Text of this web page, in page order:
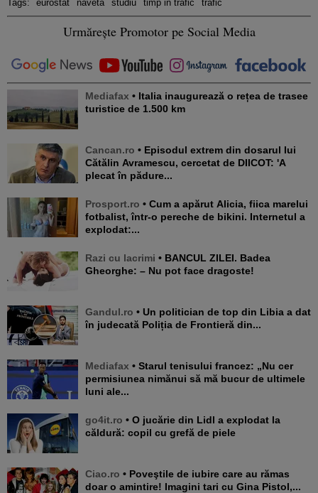
Tags: eurostat naveta studiu timp in trafic trafic
Urmărește Promotor pe Social Media
Mediafax • Italia inaugurează o rețea de trasee
turistice de 1.500 km
Cancan.ro • Episodul extrem din dosarul lui
Cătălin Avramescu, cercetat de DIICOT: 'A
plecat în pădure...
Prosport.ro • Cum a apărut Alicia, fiica marelui
fotbalist, într-o pereche de bikini. Internetul a
explodat:...
Razi cu lacrimi • BANCUL ZILEI. Badea
Gheorghe: – Nu pot face dragoste!
Gandul.ro • Un politician de top din Libia a dat
în judecată Poliția de Frontieră din...
Mediafax • Starul tenisului francez: „Nu cer
permisiunea nimănui să mă bucur de ultimele
luni ale...
go4it.ro • O jucărie din Lidl a explodat la
căldură: copil cu grefă de piele
Ciao.ro • Poveştile de iubire care au rămas
doar o amintire! Imagini tari cu Gina Pistol,...